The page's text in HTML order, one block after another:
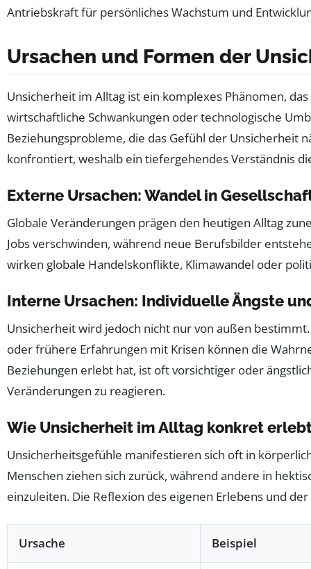
Antriebskraft für persönliches Wachstum und
Ursachen und Formen der
Unsicherheit im Alltag ist ein komplexes Phänomen,
wirtschaftliche Schwankungen oder technologische
Beziehungsprobleme, die das Gefühl der Unsicherheit
konfrontiert, weshalb ein tiefergehendes Verständnis
Externe Ursachen: Wandel in
Globale Veränderungen prägen den heutigen Alltag
Jobs verschwinden, während neue Berufsbilder
wirken globale Handelskonflikte, Klimawandel oder
Interne Ursachen: Individuelle Ängste
Unsicherheit wird jedoch nicht nur von außen
oder frühere Erfahrungen mit Krisen können die
Beziehungen erlebt hat, ist oft vorsichtiger oder
Veränderungen zu reagieren.
Wie Unsicherheit im Alltag konkret
Unsicherheitsgefühle manifestieren sich oft in
Menschen ziehen sich zurück, während andere in
einzuleiten. Die Reflexion des eigenen Erlebens und
Ursache Beispiel